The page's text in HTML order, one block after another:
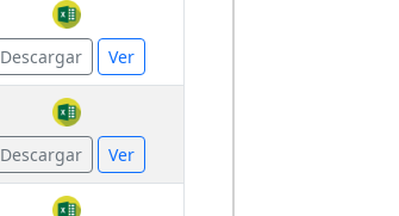
Descargar Ver
Descargar Ver